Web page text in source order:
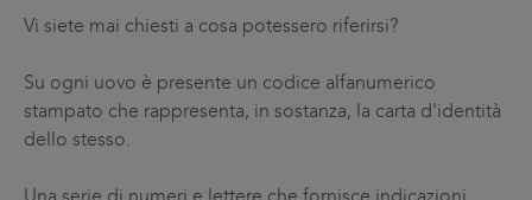
Vi siete mai chiesti a cosa potessero riferirsi?
Su ogni uovo è presente un codice alfanumerico
stampato che rappresenta, in sostanza, la carta d'identità
dello stesso.